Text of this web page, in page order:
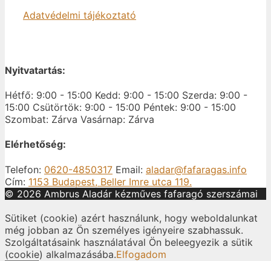
Adatvédelmi tájékoztató
Nyitvatartás:
Hétfő: 9:00 - 15:00 Kedd: 9:00 - 15:00 Szerda: 9:00 -
15:00 Csütörtök: 9:00 - 15:00 Péntek: 9:00 - 15:00
Szombat: Zárva Vasárnap: Zárva
Elérhetőség:
Telefon: 0620-4850317 Email: aladar@fafaragas.info
Cím: 1153 Budapest, Beller Imre utca 119.
© 2026 Ambrus Aladár kézműves fafaragó szerszámai
Sütiket (cookie) azért használunk, hogy weboldalunkat
még jobban az Ön személyes igényeire szabhassuk.
Szolgáltatásaink használatával Ön beleegyezik a sütik
(cookie) alkalmazásába.Elfogadom